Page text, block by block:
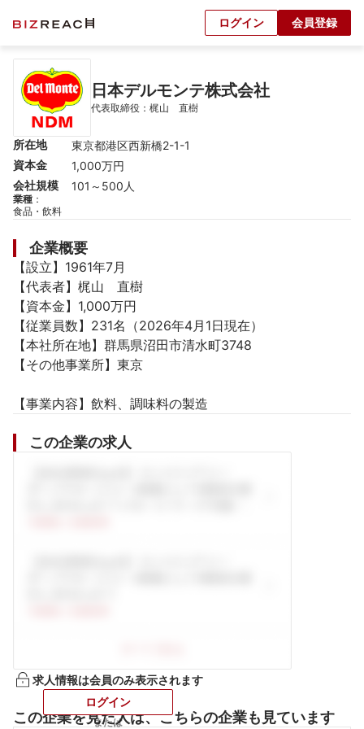
ログイン 会員登録
日本デルモンテ株式会社
代表取締役：梶山　直樹
所在地
東京都港区西新橋2-1-1
資本金
1,000万円
会社規模
101～500人
業種 ：
食品・飲料
企業概要
【設立】1961年7月
【代表者】梶山　直樹
【資本金】1,000万円
【従業員数】231名（2026年4月1日現在）
【本社所在地】群馬県沼田市清水町3748
【その他事業所】東京
【事業内容】飲料、調味料の製造
この企業の求人
求人情報は会員のみ表示されます
ログイン
または
この企業を見た人は、こちらの企業も見ています